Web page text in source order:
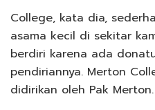
College, kata dia,
asama kecil di sekitar
berdiri karena ada
pendiriannya. Merton
didirikan oleh Pak Merton.